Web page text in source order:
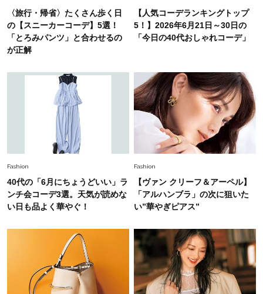
中村ゆりさん「40代になり、やっと“仕事以外の
幸福感”に目が向いた」ライフスタイルも、服も
白黒でもこんなに華やぐ！40代、夏の「甘めト
ップス×パンツ」コーデ〈3選〉
Fashion
40代の夏通勤はこれ１着！「きちんと感」も
「オシャレ」も整うトレンドトップス〈4選〉
Fashion 2026.5.29
今、40代の「メガネ＆サングラス」のトレンド
に更新あり！“黒ぶち以外”が新定番に
Fashion
オシャレ40代の【ワンピ＆オールインワン】最
旬着こなし3選。地味見え回避のコツは「バッグ
選び」！
〈旅行・帰省〉たくさん歩く日
の【スニーカーコーデ】5選！
「とろみパンツ」と合わせるの
が正解
【人気コーデランキングトップ
5！】2026年6月21日～30日の
「今日の40代おしゃれコーデ」
Fashion
40代の「6月にちょうどいい」ラ
ンチ会コーデ3選。天気が読めな
い日も品よく華やぐ！
Fashion
【ヴァン クリーフ＆アーペル】
「アルハンブラ」の次に狙いた
い”華やぎピアス”